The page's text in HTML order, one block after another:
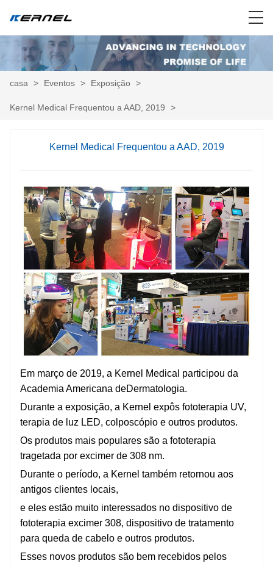
casa > Eventos > Exposição >
Kernel Medical Frequentou a AAD, 2019 >
Kernel Medical Frequentou a AAD, 2019
Em março de 2019, a Kernel Medical participou da
Academia Americana deDermatologia.
Durante a exposição, a Kernel expôs fototerapia UV,
terapia de luz LED, colposcópio e outros produtos.
Os produtos mais populares são a fototerapia
tragetada por excimer de 308 nm.
Durante o período, a Kernel também retornou aos
antigos clientes locais,
e eles estão muito interessados ​​no dispositivo de
fototerapia excimer 308, dispositivo de tratamento
para queda de cabelo e outros produtos.
Esses novos produtos são bem recebidos pelos